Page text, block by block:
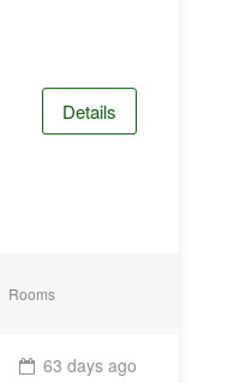
Details
Rooms
63 days ago